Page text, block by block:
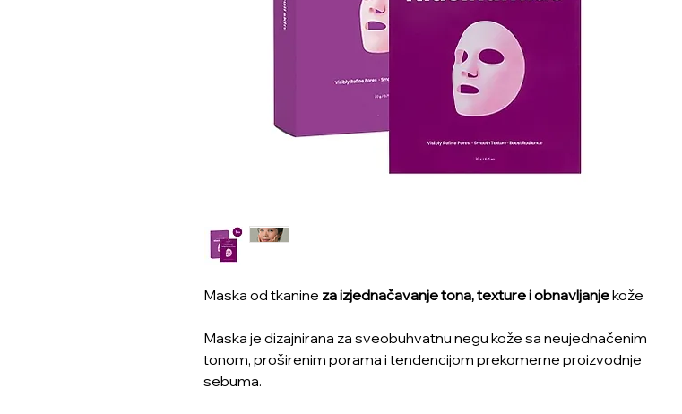
Maska od tkanine za izjednačavanje tona, texture i obnavljanjekože
Maska je dizajnirana za sveobuhvatnu negu kože sa neujednačenim
tonom, proširenim porama i tendencijom prekomerne proizvodnje
sebuma.